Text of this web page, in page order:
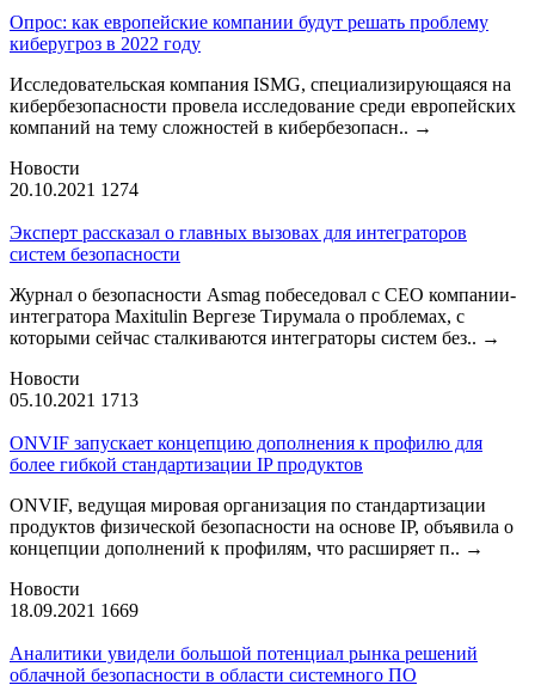
Опрос: как европейские компании будут решать проблему
киберугроз в 2022 году
Исследовательская компания ISMG, специализирующаяся на
кибербезопасности провела исследование среди европейских
компаний на тему сложностей в кибербезопасн.. →
Новости
20.10.2021 1274
Эксперт рассказал о главных вызовах для интеграторов
систем безопасности
Журнал о безопасности Asmag побеседовал с CEO компании-
интегратора Maxitulin Вергезе Тирумала о проблемах, с
которыми сейчас сталкиваются интеграторы систем без.. →
Новости
05.10.2021 1713
ONVIF запускает концепцию дополнения к профилю для
более гибкой стандартизации IP продуктов
ONVIF, ведущая мировая организация по стандартизации
продуктов физической безопасности на основе IP, объявила о
концепции дополнений к профилям, что расширяет п.. →
Новости
18.09.2021 1669
Аналитики увидели большой потенциал рынка решений
облачной безопасности в области системного ПО